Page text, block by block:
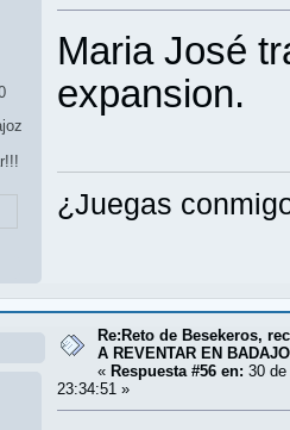
Maria José
expansion.
¿Juegas
Re:Reto de Besekeros,
A REVENTAR EN
« Respuesta #56 en: 30 de
23:34:51 »